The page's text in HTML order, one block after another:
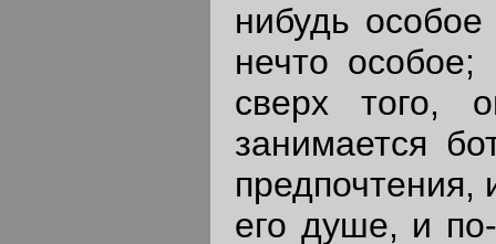
нибудь
нечто особое;
сверх того,
занимается
предпочтения,
его душе, и